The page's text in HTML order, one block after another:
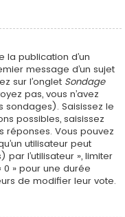
la publication d’un
message d’un sujet
sur l’onglet Sondage
pas, vous n’avez
Saisissez le
possibles, saisissez
réponses. Vous pouvez
utilisateur peut
l’utilisateur », limiter
» pour une durée
de modifier leur vote.